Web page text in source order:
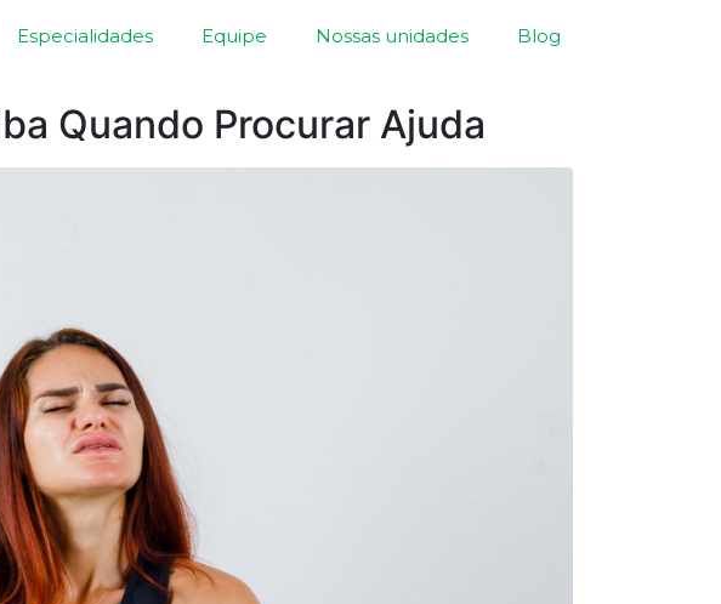
Especialidades Equipe Nossas unidades Blog
Quando Procurar Ajuda